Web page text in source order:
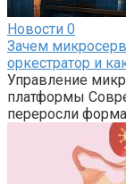
Новости 0
Зачем
оркестратор и
Управление
платформы
переросли